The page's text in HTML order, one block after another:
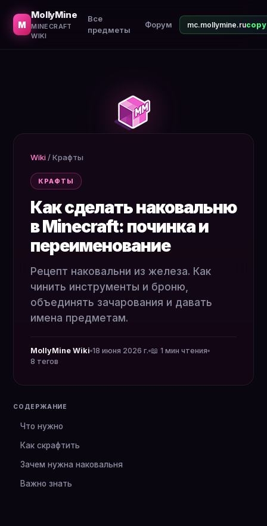
M
MollyMine
MINECRAFT
WIKI
Все
предметы
Форум mc.mollymine.ru
Wiki /Крафты
КРАФТЫ
Как сделать наковальню
в Minecraft: починка и
переименование
Рецепт наковальни из железа. Как
чинить инструменты и броню,
объединять зачарования и давать
имена предметам.
MollyMine Wiki 18 июня 2026 г. 📖 1 мин чтения
8 тегов
СОДЕРЖАНИЕ
Что нужно
Как скрафтить
Зачем нужна наковальня
Важно знать